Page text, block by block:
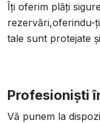
Îți oferim plăți
rezervări,oferindu-
tale sunt protejate
Profesioniști
Vă punem la